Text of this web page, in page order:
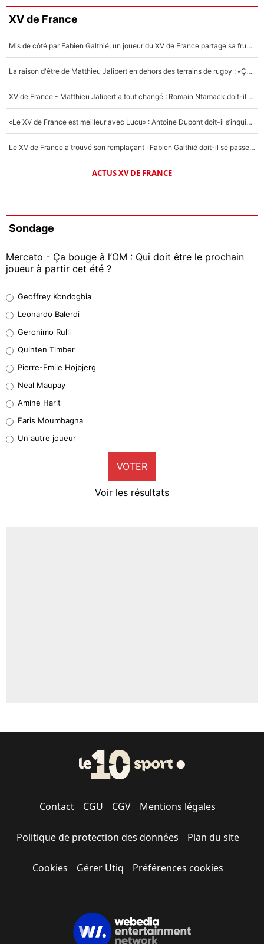
XV de France
Mis de côté par Fabien Galthié, un joueur du XV de France partage sa frustration : «ils ne me l’ont pas dit tout de suite»
La raison d'être de Matthieu Jalibert en dehors des terrains de rugby : «Ça m'atteint autant que si tu touches à un membre de ma famille»
XV de France - Matthieu Jalibert a tout changé : Romain Ntamack doit-il s’inquiéter pour sa place à un an de la Coupe du monde ?
«Le XV de France est meilleur avec Lucu» : Antoine Dupont doit-il s’inquiéter pour sa place ?
Le XV de France a trouvé son remplaçant : Fabien Galthié doit-il se passer d'Antoine Dupont ?
ACTUS XV DE FRANCE
Sondage
Mercato - Ça bouge à l’OM : Qui doit être le prochain
joueur à partir cet été ?
38%
32%
5%
1%
9%
Geoffrey Kondogbia
Leonardo Balerdi
Geronimo Rulli
Quinten Timber
Pierre-Emile Hojbjerg
Neal Maupay
Amine Harit
Faris Moumbagna
Un autre joueur
VOTER
Voir les résultats
Contact CGU CGV Mentions légales
Politique de protection des données Plan du site
Cookies Gérer Utiq Préférences cookies